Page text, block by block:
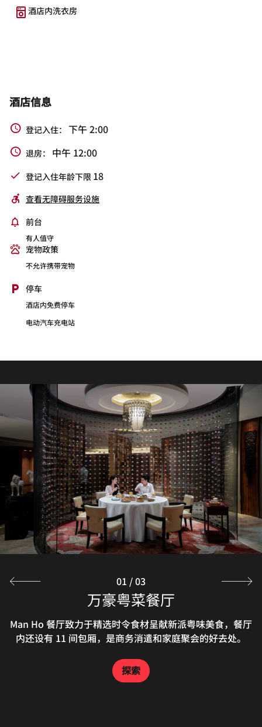
酒店内洗衣房
酒店信息
登记入住： 下午 2:00
退房： 中午 12:00
登记入住年龄下限 18
查看无障碍服务设施
前台
有人值守
宠物政策
不允许携带宠物
停车
酒店内免费停车
电动汽车充电站
万豪粤菜餐厅
Man Ho 餐厅致力于精选时令食材呈献新派粤味美食，餐厅
内还设有 11 间包厢，是商务消遣和家庭聚会的好去处。
探索
都会尚膳自助餐厅
都会尚膳自助餐厅设有开放式厨房及现场烹饪区，供应多元
化国际和本地美馔，服务悉心周到。享受季节性更换主题的
探索
The Lounge
大堂酒廊风格时尚雅致，供应品类丰富的创意鸡尾酒，是一
处欢聚放松的休闲之所。与友人相约大堂酒廊，享用酒店糕
探索
01 /03